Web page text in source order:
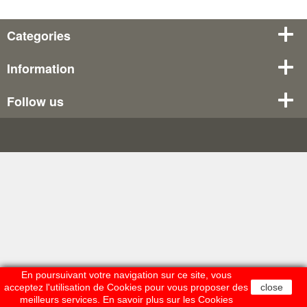
Categories
Information
Follow us
En poursuivant votre navigation sur ce site, vous
acceptez l'utilisation de Cookies pour vous proposer des
meilleurs services. En savoir plus sur les Cookies
close